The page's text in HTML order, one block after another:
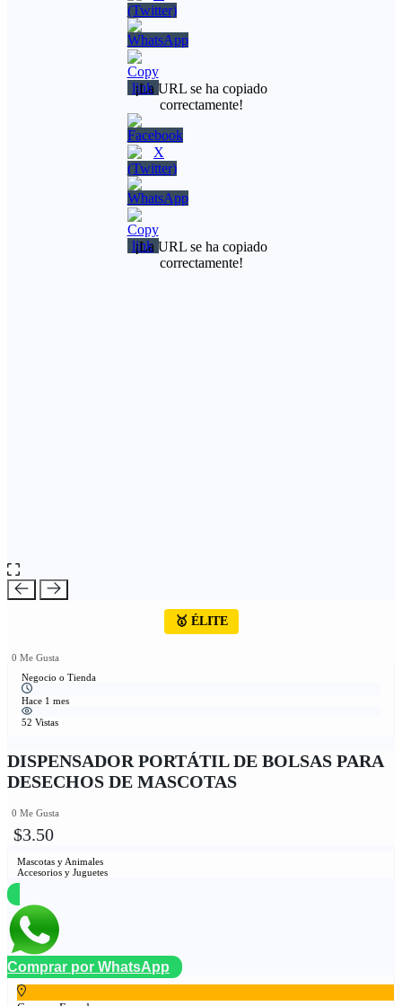
¡La URL se ha copiado
correctamente!
¡La URL se ha copiado
correctamente!
🥇 ÉLITE
0 Me Gusta
Negocio o Tienda
Hace 1 mes
52 Vistas
DISPENSADOR PORTÁTIL DE BOLSAS PARA
DESECHOS DE MASCOTAS
0 Me Gusta
$3.50
Mascotas y Animales
Accesorios y Juguetes
Comprar por WhatsApp